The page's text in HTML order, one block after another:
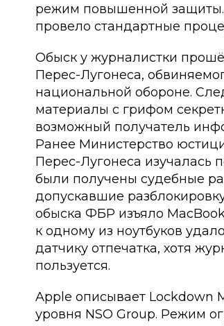
режим повышенной защиты.
провело стандартные
Обыск у журналистки
Перес-Лугонеса,
национальной обороне.
материалы с грифом
возможный получатель
Ранее Министерство
Перес-Лугонеса изучалась
были получены судебные
допускавшие
обыска ФБР изъяло
к одному из ноутбуков
датчику отпечатка, хотя
пользуется.
Apple описывает Lockdown
уровня NSO Group. Режим